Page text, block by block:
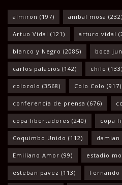
almiron (197) anibal mosa (232)
Artuo Vidal (121) arturo vidal
blanco y Negro (2085) boca
carlos palacios (142) chile (133)
colocolo (3568) Colo Colo (917)
conferencia de prensa (676)
copa libertadores (240) copa
Coquimbo Unido (112)
Emiliano Amor (99) estadio
esteban pavez (113) Fernando